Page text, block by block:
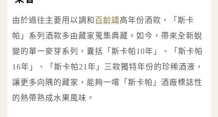
由於過往主要用以調和百齡罈高年份酒款，「斯卡
帕」系列酒款多由藏家蒐集典藏。如今，帶來全新蛻
變的單一麥芽系列，囊括「斯卡帕10年」、「斯卡帕
16年」、「斯卡帕21年」三款獨特年份的珍稀酒液，
讓更多向隅的藏家，能夠一嚐「斯卡帕」酒廠標誌性
的熱帶熟成水果風味。